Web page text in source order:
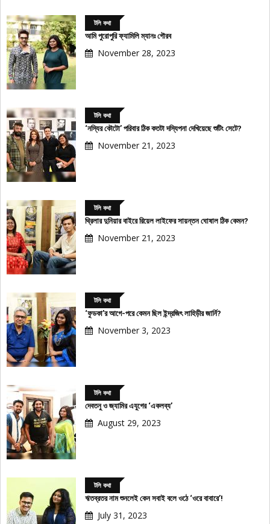
টলি কথা
আমি পুরোপুরি ফ্যামিলি ম্যানঃ গৌরব
November 28, 2023
টলি কথা
‘নস্যির কৌটো’ পরিবার ঠিক কতটা দস্যিপনা দেখিয়েছে শুটিং সেটে?
November 21, 2023
টলি কথা
থ্রিলার দুনিয়ার বাইরে রিয়েল লাইফের সায়ন্তন ঘোষাল ঠিক কেমন?
November 21, 2023
টলি কথা
‘ফুডকা’র আগে-পরে কেমন ছিল ইন্দ্রজিৎ লাহিড়ীর জার্নি?
November 3, 2023
টলি কথা
দেবতনু ও জ্যামির এযুগের ‘একলব্য’
August 29, 2023
টলি কথা
ঋতব্রতর নাম শুনলেই কেন সবাই বলে ওঠে ‘ওরে বাবারে’!
July 31, 2023